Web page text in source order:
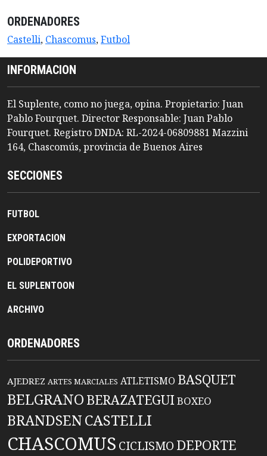
ORDENADORES
Castelli, Chascomus,Futbol
INFORMACION
El Suplente, como no juega, opina. Propietario: Juan
Pablo Fourquet. Director Responsable: Juan Pablo
Fourquet. Registro DNDA: RL-2024-06809881 Mazzini
164, Chascomús, provincia de Buenos Aires
SECCIONES
FUTBOL
EXPORTACION
POLIDEPORTIVO
EL SUPLENTOON
ARCHIVO
ORDENADORES
AJEDREZ ARTES MARCIALES ATLETISMO BASQUET
BELGRANO BERAZATEGUIBOXEO
BRANDSENCASTELLI
CHASCOMUS CICLISMO DEPORTE